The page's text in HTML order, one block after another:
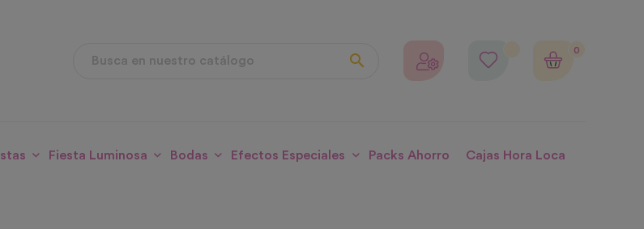

0
Fiesta Luminosa Bodas Efectos Especiales Packs Ahorro Cajas Hora Loca